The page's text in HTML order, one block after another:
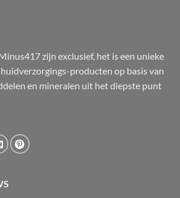
zijn exclusief, het is een unieke
producten op basis van
en mineralen uit het diepste punt